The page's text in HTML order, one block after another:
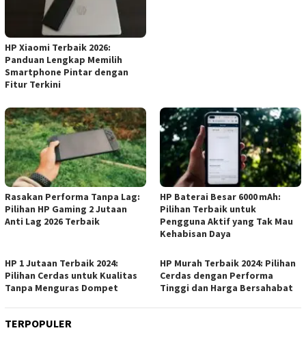
HP Xiaomi Terbaik 2026:
Panduan Lengkap Memilih
Smartphone Pintar dengan
Fitur Terkini
Rasakan Performa Tanpa Lag:
Pilihan HP Gaming 2 Jutaan
Anti Lag 2026 Terbaik
HP Baterai Besar 6000 mAh:
Pilihan Terbaik untuk
Pengguna Aktif yang Tak Mau
Kehabisan Daya
HP 1 Jutaan Terbaik 2024:
Pilihan Cerdas untuk Kualitas
Tanpa Menguras Dompet
HP Murah Terbaik 2024: Pilihan
Cerdas dengan Performa
Tinggi dan Harga Bersahabat
TERPOPULER